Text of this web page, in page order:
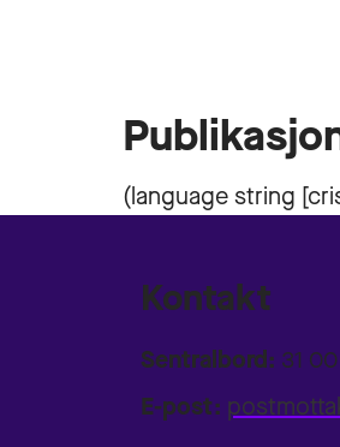
Kontakt
Sentralbord: 31
E-post: